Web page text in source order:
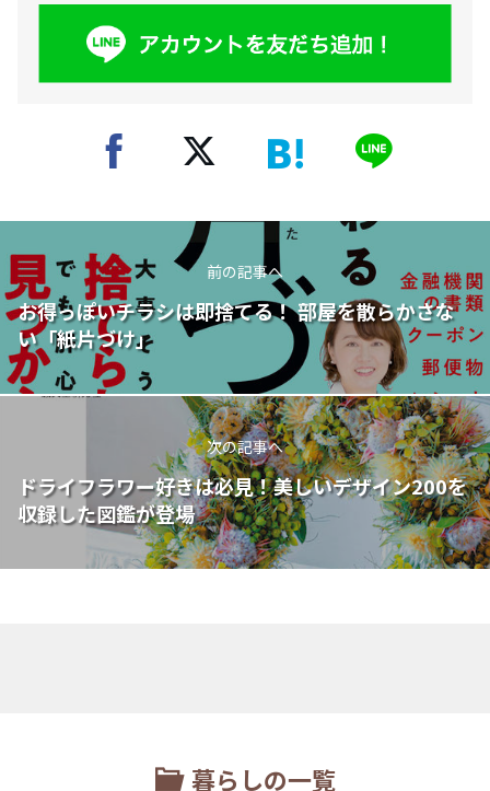
前の記事へ
お得っぽいチラシは即捨てる！ 部屋を散らかさな
い「紙片づけ」
次の記事へ
ドライフラワー好きは必見！美しいデザイン200を
収録した図鑑が登場
暮らしの一覧